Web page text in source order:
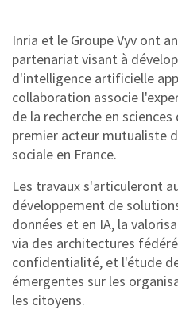
Inria et le Groupe Vyv ont
partenariat visant à
d'intelligence artificielle
collaboration associe
de la recherche en
premier acteur mutualiste
sociale en France.
Les travaux s'articuleront
développement de
données et en IA, la
via des architectures
confidentialité, et l'étude
émergentes sur les
les citoyens.